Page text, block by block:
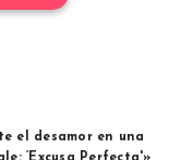
el desamor en una